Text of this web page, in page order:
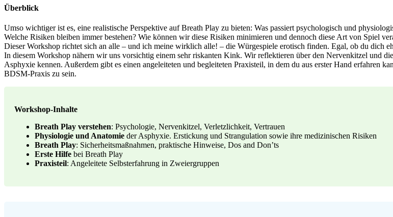
Überblick
Umso wichtiger ist es, eine realistische Perspektive auf Breath Play zu bieten: Was passiert psychologisch und
Welche Risiken bleiben immer bestehen? Wie können wir diese Risiken minimieren und dennoch diese Art von Spiel
Dieser Workshop richtet sich an alle – und ich meine wirklich alle! – die Würgespiele erotisch finden. Egal, ob du dich
In diesem Workshop nähern wir uns vorsichtig einem sehr riskanten Kink. Wir reflektieren über den Nervenkitzel und
Asphyxie kennen. Außerdem gibt es einen angeleiteten und begleiteten Praxisteil, in dem du aus erster Hand erfahren
BDSM-Praxis zu sein.
Workshop-Inhalte
Breath Play verstehen: Psychologie, Nervenkitzel, Verletzlichkeit, Vertrauen
Physiologie und Anatomie der Asphyxie. Erstickung und Strangulation sowie ihre medizinischen Risiken
Breath Play: Sicherheitsmaßnahmen, praktische Hinweise, Dos and Don’ts
Erste Hilfe bei Breath Play
Praxisteil: Angeleitete Selbsterfahrung in Zweiergruppen